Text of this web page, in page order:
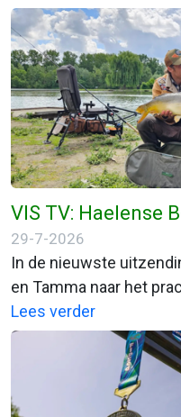
nieuwe wateren. Beide
sportvissers en
zijn.
VIS TV: Haelense
29-7-2026
In de nieuwste
en Tamma naar het
beleven ze een zeer
actie!
Lees verder